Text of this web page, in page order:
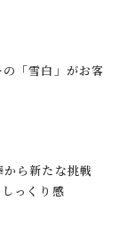
の「雪白」がお客
から新たな挑戦
っくり感